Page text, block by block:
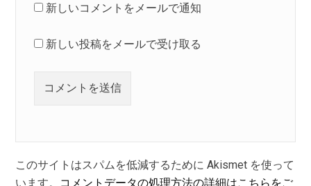
新しいコメントをメールで通知
新しい投稿をメールで受け取る
このサイトはスパムを低減するために Akismet を使って
います。 コメントデータの処理方法の詳細はこちらをご